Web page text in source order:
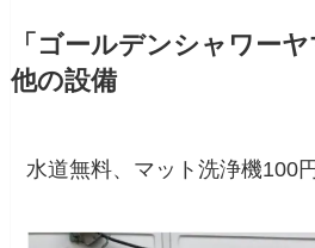
「ゴールデンシャワー
他の設備
水道無料、マット洗浄機100円